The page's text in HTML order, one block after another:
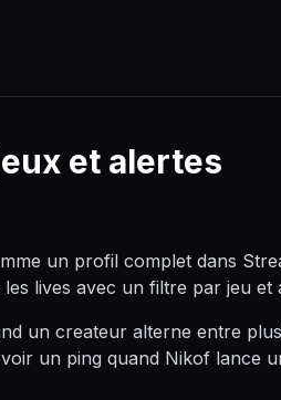
et alertes
un profil complet dans
lives avec un filtre par jeu et
un createur alterne entre
un ping quand Nikof lance